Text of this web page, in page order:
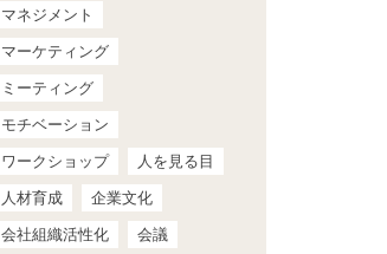
マネジメント
マーケティング
ミーティング
モチベーション
ワークショップ
人を見る目
人材育成
企業文化
会社組織活性化
会議